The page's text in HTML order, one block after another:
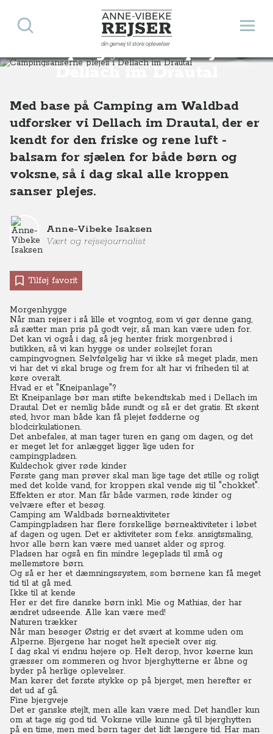
Anne-Vibeke Rejser
din genvej til store oplevelser
Åbn
Søg
Campingsanserne plejes i
Dellach im Drautal
Destinationer Europa Østrig Kärnten Campingsanserne plejes i Dellach im Drautal
Med base på Camping am Waldbad
udforsker vi Dellach im Drautal, der er
kendt for den friske og rene luft -
balsam for sjælen for både børn og
voksne, så i dag skal alle kroppen
sanser plejes.
Anne-Vibeke Isaksen
Vært og rejsejournalist
Tilføj favorit
Morgenhygge
Når man rejser i så lille et vogntog, som vi gør denne gang,
så sætter man pris på godt vejr, så man kan være uden for.
Det kan vi også i dag, så jeg henter frisk morgenbrød i
butikken, så vi kan hygge os under solsejlet foran
campingvognen. Selvfølgelig har vi ikke så meget plads, men
vi har det vi skal bruge og frem for alt har vi friheden til at
køre overalt.
Hvad er et "Kneipanlage"?
Et Kneipanlage bør man stifte bekendtskab med i Dellach im
Drautal. Det er nemlig både sundt og så er det gratis. Et skønt
sted, hvor man både kan få plejet fødderne og
blodcirkulationen.
Det anbefales, at man tager turen en gang om dagen, og det
er meget let for anlægget ligger lige uden for
campingpladsen.
Kuldechok giver røde kinder
Første gang man prøver skal man lige tage det stille og roligt
med det kolde vand, for kroppen skal vende sig til "chokket".
Effekten er stor. Man får både varmen, røde kinder og
velvære efter et besøg.
Camping am Waldbads børneaktiviteter
Campingpladsen har flere forskellige børneaktiviteter i løbet
af dagen og ugen. Det er aktiviteter som f.eks. ansigtsmaling,
hvor alle børn kan være med uanset alder og sprog.
Pladsen har også en fin mindre legeplads til små og
mellemstore børn.
Og så er her et dæmningssystem, som børnene kan få meget
tid til at gå med.
Ikke til at kende
Her er det fire danske børn inkl. Mie og Mathias, der har
ændret udseende. Alle kan være med!
Naturen trækker
Når man besøger Østrig er det svært at komme uden om
Alperne. Bjergene har noget helt specielt over sig.
I dag skal vi endnu højere op. Helt derop, hvor køerne kun
græsser om sommeren og hvor bjerghytterne er åbne og
byder på herlige oplevelser.
Man kører det første stykke op på bjerget, men herefter er
det ud af gå.
Fine bjergveje
Det er ganske stejlt, men alle kan være med. Det handler kun
om at tage sig god tid. Voksne ville kunne gå til bjerghytten
på en time, men med børn tager det lidt længere tid. Har man